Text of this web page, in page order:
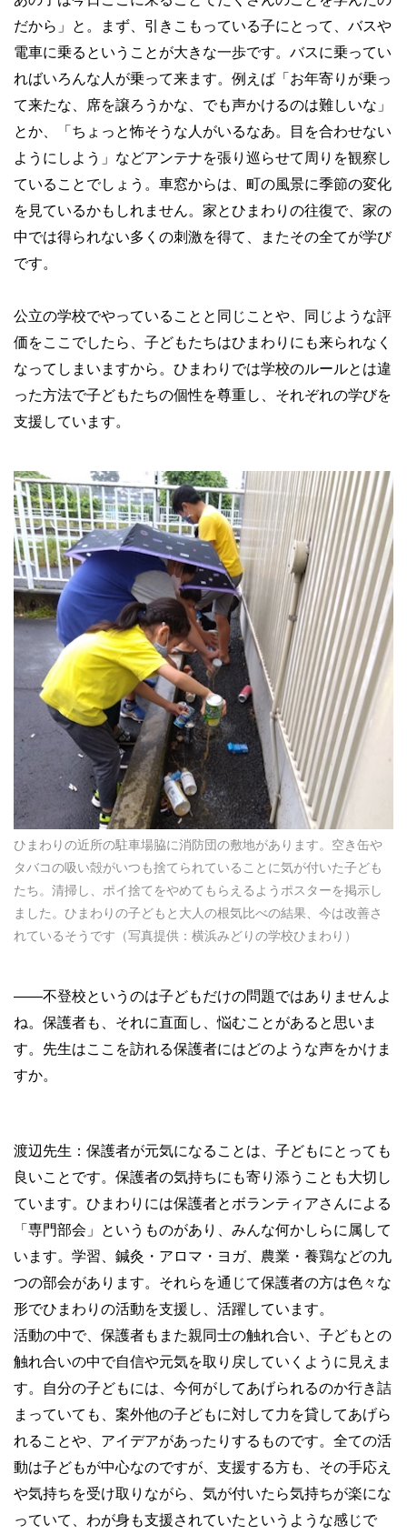
だから」と。まず、引きこもっている子にとって、バスや
電車に乗るということが大きな一歩です。バスに乗ってい
ればいろんな人が乗って来ます。例えば「お年寄りが乗っ
て来たな、席を譲ろうかな、でも声かけるのは難しいな」
とか、「ちょっと怖そうな人がいるなあ。目を合わせない
ようにしよう」などアンテナを張り巡らせて周りを観察し
ていることでしょう。車窓からは、町の風景に季節の変化
を見ているかもしれません。家とひまわりの往復で、家の
中では得られない多くの刺激を得て、またその全てが学び
です。
公立の学校でやっていることと同じことや、同じような評
価をここでしたら、子どもたちはひまわりにも来られなく
なってしまいますから。ひまわりでは学校のルールとは違
った方法で子どもたちの個性を尊重し、それぞれの学びを
支援しています。
ひまわりの近所の駐車場脇に消防団の敷地があります。空き缶や
タバコの吸い殻がいつも捨てられていることに気が付いた子ども
たち。清掃し、ポイ捨てをやめてもらえるようポスターを掲示し
ました。ひまわりの子どもと大人の根気比べの結果、今は改善さ
れているそうです（写真提供：横浜みどりの学校ひまわり）
——不登校というのは子どもだけの問題ではありませんよ
ね。保護者も、それに直面し、悩むことがあると思いま
す。先生はここを訪れる保護者にはどのような声をかけま
すか。
渡辺先生：保護者が元気になることは、子どもにとっても
良いことです。保護者の気持ちにも寄り添うことも大切し
ています。ひまわりには保護者とボランティアさんによる
「専門部会」というものがあり、みんな何かしらに属して
います。学習、鍼灸・アロマ・ヨガ、農業・養鶏などの九
つの部会があります。それらを通じて保護者の方は色々な
形でひまわりの活動を支援し、活躍しています。
活動の中で、保護者もまた親同士の触れ合い、子どもとの
触れ合いの中で自信や元気を取り戻していくように見えま
す。自分の子どもには、今何がしてあげられるのか行き詰
まっていても、案外他の子どもに対して力を貸してあげら
れることや、アイデアがあったりするものです。全ての活
動は子どもが中心なのですが、支援する方も、その手応え
や気持ちを受け取りながら、気が付いたら気持ちが楽にな
っていて、わが身も支援されていたというような感じで